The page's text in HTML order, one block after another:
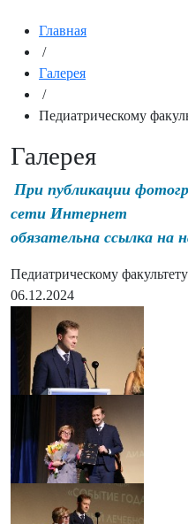
Главная
/
Галерея
/
Педиатрическому
Галерея
При публикации
сети Интернет
обязательна ссылка на
Педиатрическому
06.12.2024